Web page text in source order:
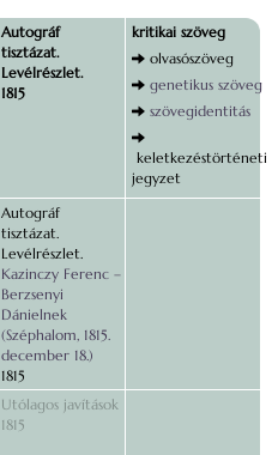
Autográf
tisztázat.
Levélrészlet.
1815
kritikai szöveg
olvasószöveg
genetikus szöveg
szövegidentitás
keletkezéstörténeti
jegyzet
Autográf
tisztázat.
Levélrészlet.
Kazinczy Ferenc –
Berzsenyi
Dánielnek
(Széphalom, 1815.
december 18.)
1815
Utólagos javítások
1815